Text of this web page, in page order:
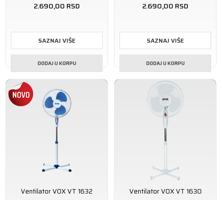
2.690,00 RSD
SAZNAJ VIŠE
DODAJ U KORPU
2.690,00 RSD
SAZNAJ VIŠE
DODAJ U KORPU
Ventilator VOX VT 1632 Ventilator VOX VT 1630